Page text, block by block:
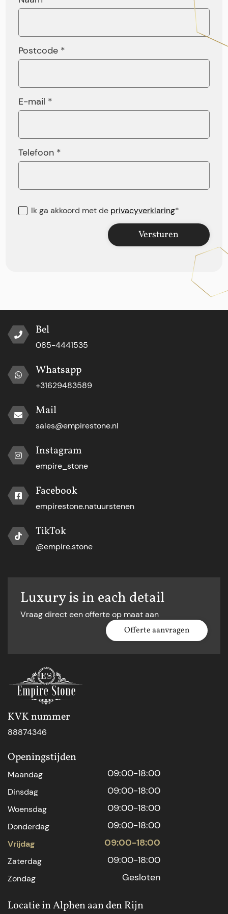
Postcode *
E-mail *
Telefoon *
Ik ga akkoord met de privacyverklaring*
Versturen
Bel
085-4441535
Whatsapp
+31629483589
Mail
sales@empirestone.nl
Instagram
empire_stone
Facebook
empirestone.natuurstenen
TikTok
@empire.stone
Luxury is in each detail
Vraag direct een offerte op maat aan
Offerte aanvragen
KVK nummer
88874346
Openingstijden
Maandag 09:00-18:00
Dinsdag 09:00-18:00
Woensdag 09:00-18:00
Donderdag 09:00-18:00
Vrijdag 09:00-18:00
Zaterdag 09:00-18:00
Zondag Gesloten
Locatie in Alphen aan den Rijn